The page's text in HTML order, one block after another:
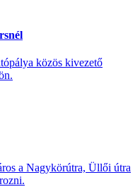
közös kivezető
a Nagykörútra, Üllői útra